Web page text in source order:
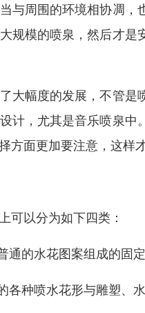
与周围的环境相协凋
规模的喷泉，然后才
大幅度的发展，不管
计，尤其是音乐喷泉
方面更加要注意，这样
可以分为如下四类：
的水花图案组成的固定
种喷水花形与雕塑、